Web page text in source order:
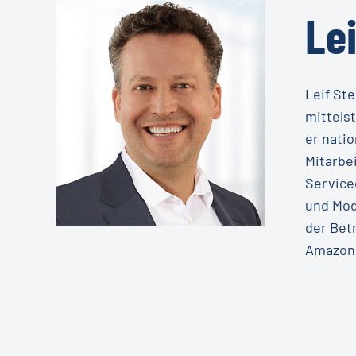
Leif
er
und
der